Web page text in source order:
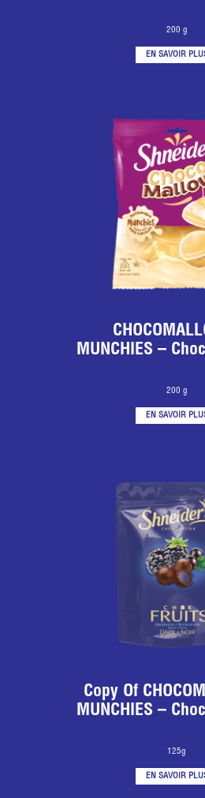
200 g
EN SAVOIR
MUNCHIES –
200 g
EN SAVOIR
Copy Of
MUNCHIES –
125g
EN SAVOIR